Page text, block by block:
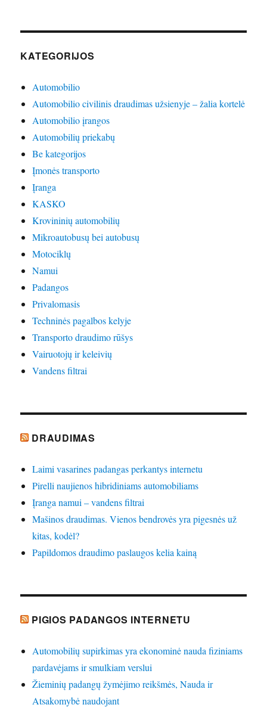
KATEGORIJOS
Automobilio
Automobilio civilinis draudimas užsienyje – žalia kortelė
Automobilio įrangos
Automobilių priekabų
Be kategorijos
Įmonės transporto
Įranga
KASKO
Krovininių automobilių
Mikroautobusų bei autobusų
Motociklų
Namui
Padangos
Privalomasis
Techninės pagalbos kelyje
Transporto draudimo rūšys
Vairuotojų ir keleivių
Vandens filtrai
DRAUDIMAS
Laimi vasarines padangas perkantys internetu
Pirelli naujienos hibridiniams automobiliams
Įranga namui – vandens filtrai
Mašinos draudimas. Vienos bendrovės yra pigesnės už
kitas, kodėl?
Papildomos draudimo paslaugos kelia kainą
PIGIOS PADANGOS INTERNETU
Automobilių supirkimas yra ekonominė nauda fiziniams
pardavėjams ir smulkiam verslui
Žieminių padangų žymėjimo reikšmės, Nauda ir
Atsakomybė naudojant